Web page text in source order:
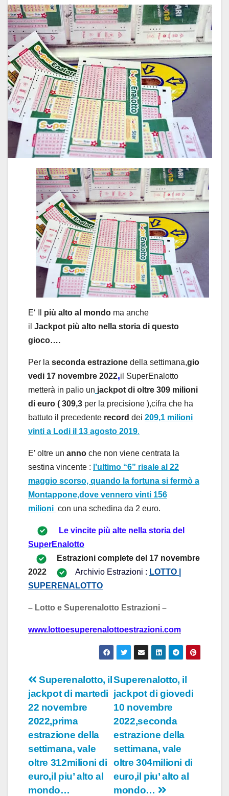
E‘ più alto al mondo ma anche
il Jackpot più alto nella storia di questo
gioco….
Per l a seconda estrazione dell a settimana,gio
vedi 17 novembre 2022,il SuperEnalotto
metterà in palio un jackpot di oltre 309 milioni
di euro ( 309,3 per l a precisione ),cifra che ha
battuto i l precedente record dei 209,1 milioni
vinti a Lodi il 13 agosto 2019.
E’ oltre un anno che non viene centrata la
sestina vincente : l’ultimo “6” risale al 22
maggio scorso, quando la fortuna si fermò a
Montappone,dove vennero vinti 156
milioni con una schedina da 2 euro.
Le vincite più alte nella storia del
SuperEnalotto
Estrazioni complete del 17 novembre
2022
Archivio Estrazioni : LOTTO |
SUPERENALOTTO
– Lotto e Superenalotto Estrazioni –
www. lottoesuperenalottoestrazioni.com
Navigazione
articoli
Superenalotto, il
jackpot di giovedi
10 novembre
2022,seconda
estrazione della
settimana, vale
oltre 304milioni di
euro,il piu’ alto al
mondo…
Superenalotto, il
jackpot di martedi
22 novembre
2022,prima
estrazione della
settimana, vale
oltre 312milioni di
euro,il piu’ alto al
mondo…